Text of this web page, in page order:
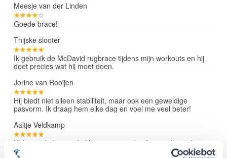
Meesje van der Linden
Goede brace!
Thijske slooter
Ik gebruik de McDavid rugbrace tijdens mijn workouts en hij
doet precies wat hij moet doen.
Jorine van Rooijen
Hij biedt niet alleen stabiliteit, maar ook een geweldige
pasvorm. Ik draag hem elke dag en voel me veel beter!
Aaltje Veldkamp
Hele goede brace, de klantenservice heeft mij ook goed
geholpen om de juiste maat te bepalen.